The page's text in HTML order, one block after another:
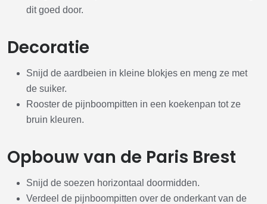
dit goed door.
Decoratie
Snijd de aardbeien in kleine blokjes en meng ze met
de suiker.
Rooster de pijnboompitten in een koekenpan tot ze
bruin kleuren.
Opbouw van de Paris Brest
Snijd de soezen horizontaal doormidden.
Verdeel de pijnboompitten over de onderkant van de